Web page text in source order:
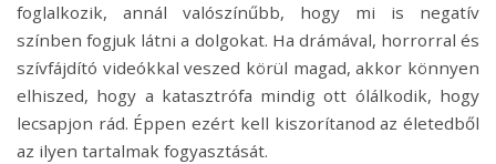
foglalkozik, annál valószínűbb, hogy mi is negatív
színben fogjuk látni a dolgokat. Ha drámával, horrorral és
szívfájdító videókkal veszed körül magad, akkor könnyen
elhiszed, hogy a katasztrófa mindig ott ólálkodik, hogy
lecsapjon rád. Éppen ezért kell kiszorítanod az életedből
az ilyen tartalmak fogyasztását.